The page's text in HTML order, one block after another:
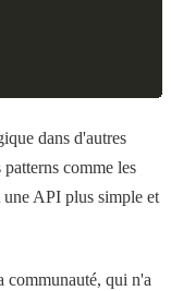
dans d'autres
comme les
une API plus simple et
communauté, qui n'a